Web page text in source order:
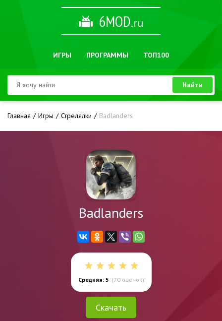
6MOD.ru
ИГРЫ ПРОГРАММЫ ТОП100
Найти
Главная Игры Стрелялки Badlanders
Badlanders
Средняя: 5 (70оценок)
Скачать